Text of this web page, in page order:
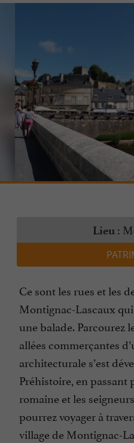
Lieu :
Ce sont les rues et les
Montignac-Lascaux
une balade. Parcourez
allées commerçantes
architecturale s’est
Préhistoire, en passant
romaine et les
pourrez voyager à
village de Montignac-